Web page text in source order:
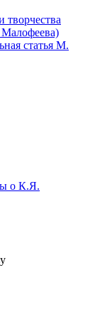
творчества
статья М.
о К.Я.